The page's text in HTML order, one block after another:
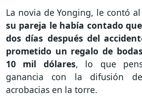
La novia de Yonging, le contó
su pareja le había contado
dos días después del
prometido un regalo de
10 mil dólares, lo que
ganancia con la difusión
acrobacias en la torre.